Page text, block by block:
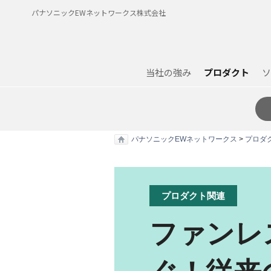
パナソニックEWネットワークス株式会社
当社の強み プロダクト
パナソニックEWネットワークス > プロダ
プロダクト関連
ファン